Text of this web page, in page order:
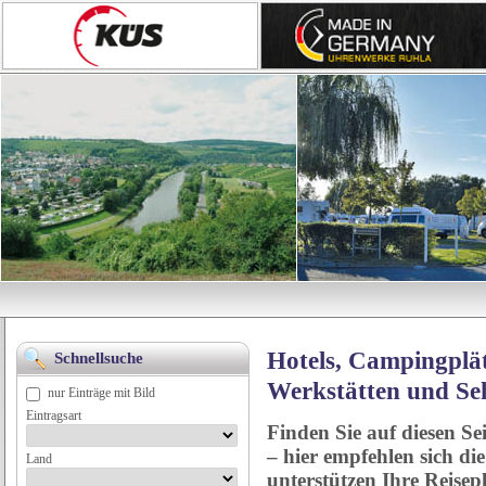
Hotels,
Werkstätten und
Finden Sie auf diesen
– hier empfehlen sich
unterstützen Ihre
Schnellsuche
nur Einträge mit Bild
Eintragsart
Land